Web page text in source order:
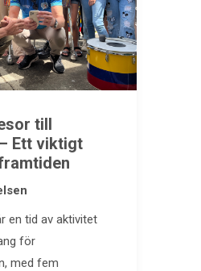
till
Ett viktigt
en tid av aktivitet
för
med fem